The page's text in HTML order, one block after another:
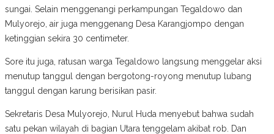
sungai. Selain menggenangi perkampungan Tegaldowo dan
Mulyorejo, air juga menggenang Desa Karangjompo dengan
ketinggian sekira 30 centimeter.
Sore itu juga, ratusan warga Tegaldowo langsung menggelar aksi
menutup tanggul dengan bergotong-royong menutup lubang
tanggul dengan karung berisikan pasir.
Sekretaris Desa Mulyorejo, Nurul Huda menyebut bahwa sudah
satu pekan wilayah di bagian Utara tenggelam akibat rob. Dan